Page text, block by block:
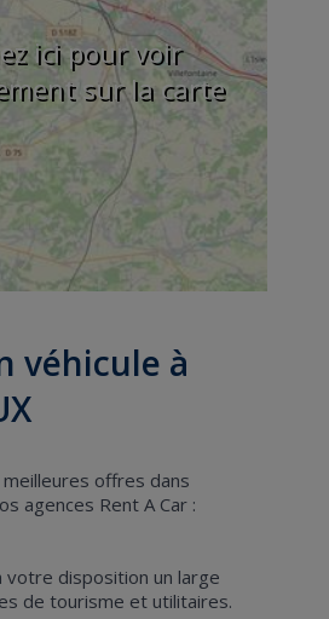
ici pour voir
sur la carte
véhicule à
offres dans
agences Rent A Car :
votre disposition un large
de tourisme et utilitaires.